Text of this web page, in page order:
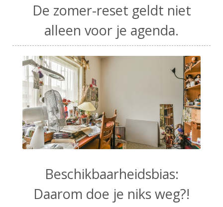
De zomer-reset geldt niet
alleen voor je agenda.
Beschikbaarheidsbias:
Daarom doe je niks weg?!